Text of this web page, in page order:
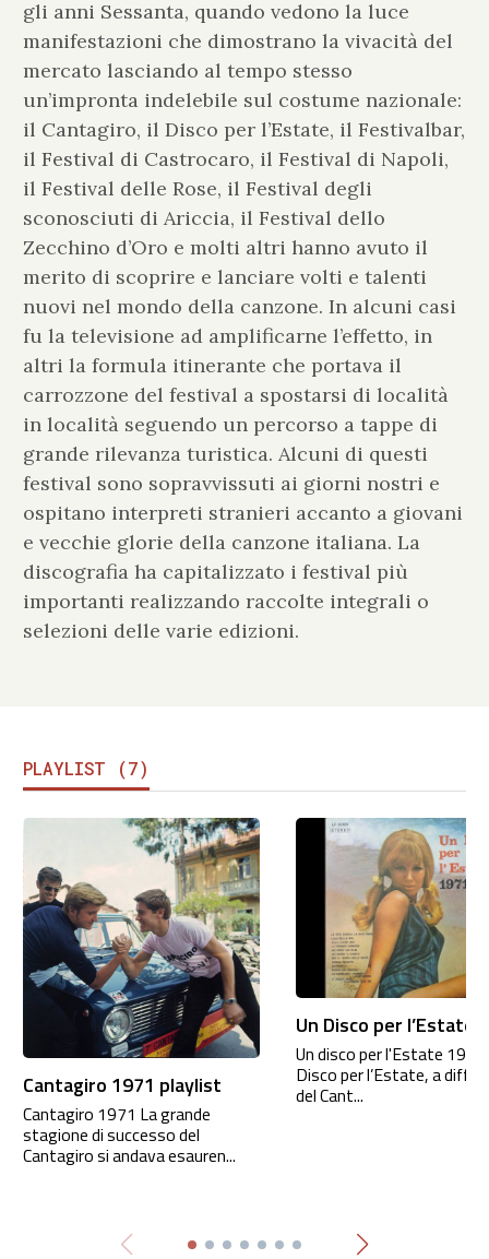
gli anni Sessanta, quando vedono la luce
manifestazioni che dimostrano la vivacità del
mercato lasciando al tempo stesso
un’impronta indelebile sul costume nazionale:
il Cantagiro, il Disco per l’Estate, il Festivalbar,
il Festival di Castrocaro, il Festival di Napoli,
il Festival delle Rose, il Festival degli
sconosciuti di Ariccia, il Festival dello
Zecchino d’Oro e molti altri hanno avuto il
merito di scoprire e lanciare volti e talenti
nuovi nel mondo della canzone. In alcuni casi
fu la televisione ad amplificarne l’effetto, in
altri la formula itinerante che portava il
carrozzone del festival a spostarsi di località
in località seguendo un percorso a tappe di
grande rilevanza turistica. Alcuni di questi
festival sono sopravvissuti ai giorni nostri e
ospitano interpreti stranieri accanto a giovani
e vecchie glorie della canzone italiana. La
discografia ha capitalizzato i festival più
importanti realizzando raccolte integrali o
selezioni delle varie edizioni.
PLAYLIST (7)
Cantagiro 1971 playlist
Cantagiro 1971 La grande
stagione di successo del
Cantagiro si andava esauren...
Un Disco per l’Estate
Un disco per l'Estate 1971
Disco per l’Estate, a
del Cant...